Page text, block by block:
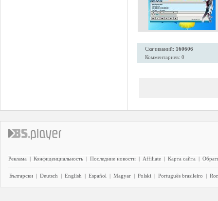
Скачиваний: 160606
Комментариев: 0
Реклама | Конфиденциальность | Последние новости | Affiliate | Карта сайта |
Български | Deutsch | English | Español | Magyar | Polski | Português brasileiro |